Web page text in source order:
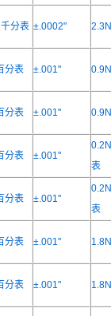
分表 ±.0002"
分表 ±.001"
分表 ±.001"
分表 ±.001"
表
分表 ±.001"
表
分表 ±.001"
分表 ±.001"